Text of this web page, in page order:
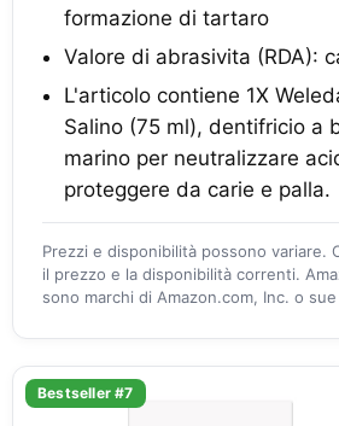
formazione di tartaro
Valore di abrasivita (RDA):
L'articolo contiene 1X
Salino (75 ml), dentifricio a
marino per neutralizzare
proteggere da carie e palla.
Prezzi e disponibilità possono variare.
il prezzo e la disponibilità correnti.
sono marchi di Amazon.com, Inc. o
Bestseller #7